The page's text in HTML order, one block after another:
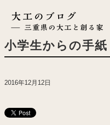
小学生からの手紙
2016年12月12日